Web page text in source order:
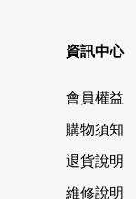
資訊中心
會員權益
購物須知
退貨說明
維修說明